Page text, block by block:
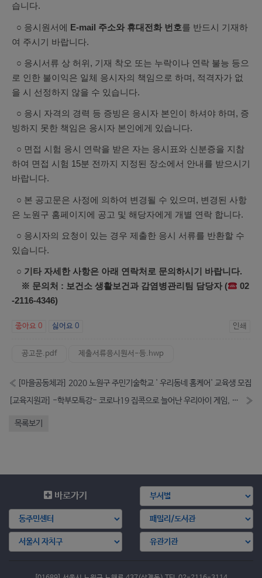
습니다.
○ 응시원서에 E-mail 주소와 휴대전화 번호를 반드시 기재하
여 주시기 바랍니다.
○ 응시서류 상 허위, 기재 착오 또는 누락이나 연락 불능 등으
로 인한 불이익은 일체 응시자의 책임으로 하며, 적격자가 없
을 시 선정하지 않을 수 있습니다.
○ 응시 자격의 경력 등 증빙은 응시자 본인이 하셔야 하며, 증
빙하지 못한 책임은 응시자 본인에게 있습니다.
○ 면접 시험 응시 연락을 받은 자는 응시표와 신분증을 지참
하여 면접 시험 15분 전까지 지정된 장소에서 안내를 받으시기
바랍니다.
○ 본 공고문은 사정에 의하여 변경될 수 있으며, 변경된 사항
은 노원구 홈페이지에 공고 및 해당자에게 개별 연락 합니다.
○ 응시자의 요청이 있는 경우 제출한 응시 서류를 반환할 수
있습니다.
○ 기타 자세한 사항은 아래 연락처로 문의하시기 바랍니다.
※ 문의처 : 보건소 생활보건과 감염병관리팀 담당자 (
02
-2116-4346)
좋아요 0 싫어요 0 인쇄
공고문.pdf 제출서류응시원서-등.hwp
«
[마을공동체과] 2020 노원구 주민기술학교 ' 우리동네 홈케어' 교육생 모집
[교육지원과] -학부모특강- 코로나19 집콕으로 늘어난 우리아이 게임, 어떻게 해야 할까요? (학부모의 역할)
»
목록보기
바로가기